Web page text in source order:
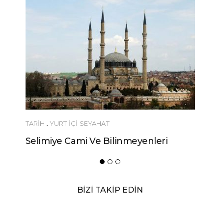
TARİH,YURT İÇİ SEYAHAT
Selimiye Cami Ve Bilinmeyenleri
BİZİ TAKİP EDİN